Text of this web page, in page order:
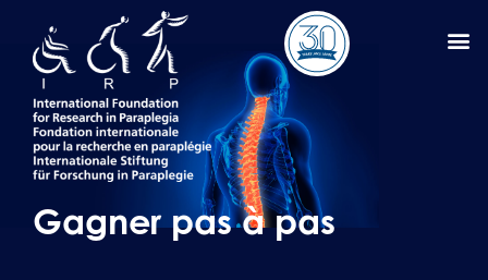
Gagner pas à pas